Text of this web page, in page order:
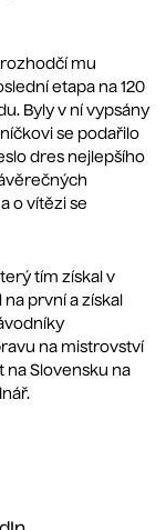
mu
etapa na 120
Byly v ní vypsány
se podařilo
dres nejlepšího
o vítězi se
tím získal v
první a získal
na mistrovství
na Slovensku na